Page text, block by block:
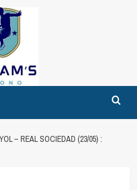
– REAL SOCIEDAD (23/05) :